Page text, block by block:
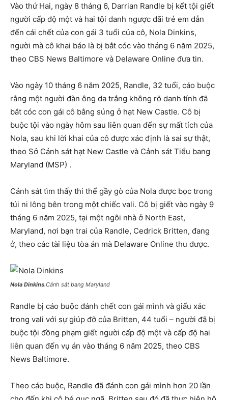
Vào thứ Hai, ngày 8 tháng 6, Darrian Randle bị kết tội giết
người cấp độ một và hai tội danh ngược đãi trẻ em dẫn
đến cái chết của con gái 3 tuổi của cô, Nola Dinkins,
người mà cô khai báo là bị bắt cóc vào tháng 6 năm 2025,
theo CBS News Baltimore và Delaware Online đưa tin.
Vào ngày 10 tháng 6 năm 2025, Randle, 32 tuổi, cáo buộc
rằng một người đàn ông da trắng không rõ danh tính đã
bắt cóc con gái cô bằng súng ở hạt New Castle. Cô bị
buộc tội vào ngày hôm sau liên quan đến sự mất tích của
Nola, sau khi lời khai của cô được xác định là sai sự thật,
theo Sở Cảnh sát hạt New Castle và Cảnh sát Tiểu bang
Maryland (MSP) .
Cảnh sát tìm thấy thi thể gầy gò của Nola được bọc trong
túi ni lông bên trong một chiếc vali. Cô bị giết vào ngày 9
tháng 6 năm 2025, tại một ngôi nhà ở North East,
Maryland, nơi bạn trai của Randle, Cedrick Britten, đang
ở, theo các tài liệu tòa án mà Delaware Online thu được.
Nola Dinkins.Cảnh sát bang Maryland
Randle bị cáo buộc đánh chết con gái mình và giấu xác
trong vali với sự giúp đỡ của Britten, 44 tuổi – người đã bị
buộc tội đồng phạm giết người cấp độ một và cấp độ hai
liên quan đến vụ án vào tháng 6 năm 2025, theo CBS
News Baltimore.
Theo cáo buộc, Randle đã đánh con gái mình hơn 20 lần